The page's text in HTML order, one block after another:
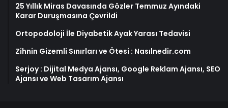
25 Yıllık Miras Davasında Gözler Temmuz Ayındaki
Karar Duruşmasına Çevrildi
Ortopodoloji İle Diyabetik Ayak Yarası Tedavisi
Zihnin Gizemli Sınırları ve Ötesi : Nasılnedir.com
Serjoy : Dijital Medya Ajansı, Google Reklam Ajansı, SEO
Ajansı ve Web Tasarım Ajansı